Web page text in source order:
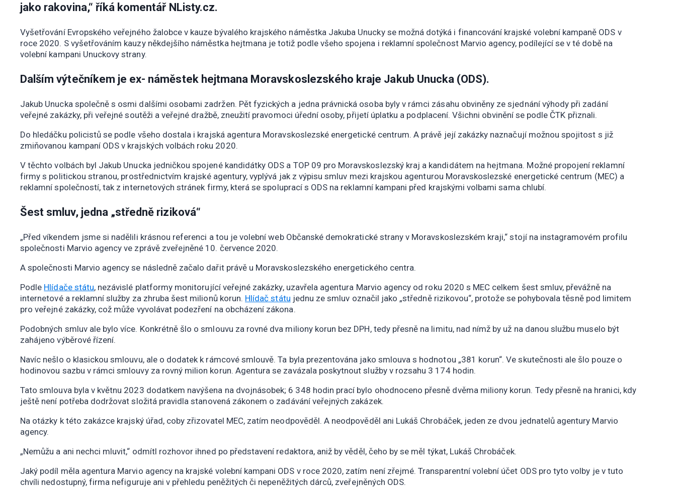
jako rakovina,“ říká komentář NListy.cz.
Vyšetřování Evropského veřejného žalobce v kauze bývalého krajského náměstka Jakuba Unucky se možná dotýká i financování krajské volební kampaně ODS v
roce 2020. S vyšetřováním kauzy někdejšího náměstka hejtmana je totiž podle všeho spojena i reklamní společnost Marvio agency, podílející se v té době na
volební kampani Unuckovy strany.
Dalším výtečníkem je ex- náměstek hejtmana Moravskoslezského kraje Jakub Unucka (ODS).
Jakub Unucka společně s osmi dalšími osobami zadržen. Pět fyzických a jedna právnická osoba byly v rámci zásahu obviněny ze sjednání výhody při zadání
veřejné zakázky, při veřejné soutěži a veřejné dražbě, zneužití pravomoci úřední osoby, přijetí úplatku a podplacení. Všichni obvinění se podle ČTK přiznali.
Do hledáčku policistů se podle všeho dostala i krajská agentura Moravskoslezské energetické centrum. A právě její zakázky naznačují možnou spojitost s již
zmiňovanou kampaní ODS v krajských volbách roku 2020.
V těchto volbách byl Jakub Unucka jedničkou spojené kandidátky ODS a TOP 09 pro Moravskoslezský kraj a kandidátem na hejtmana. Možné propojení reklamní
firmy s politickou stranou, prostřednictvím krajské agentury, vyplývá jak z výpisu smluv mezi krajskou agenturou Moravskoslezské energetické centrum (MEC) a
reklamní společností, tak z internetových stránek firmy, která se spoluprací s ODS na reklamní kampani před krajskými volbami sama chlubí.
Šest smluv, jedna „středně riziková“
„Před víkendem jsme si nadělili krásnou referenci a tou je volební web Občanské demokratické strany v Moravskoslezském kraji,“ stojí na instagramovém profilu
společnosti Marvio agency ve zprávě zveřejněné 10. července 2020.
A společnosti Marvio agency se následně začalo dařit právě u Moravskoslezského energetického centra.
Podle Hlídače státu, nezávislé platformy monitorující veřejné zakázky, uzavřela agentura Marvio agency od roku 2020 s MEC celkem šest smluv, převážně na
internetové a reklamní služby za zhruba šest milionů korun. Hlídač státu jednu ze smluv označil jako „středně rizikovou“, protože se pohybovala těsně pod limitem
pro veřejné zakázky, což může vyvolávat podezření na obcházení zákona.
Podobných smluv ale bylo více. Konkrétně šlo o smlouvu za rovné dva miliony korun bez DPH, tedy přesně na limitu, nad nímž by už na danou službu muselo být
zahájeno výběrové řízení.
Navíc nešlo o klasickou smlouvu, ale o dodatek k rámcové smlouvě. Ta byla prezentována jako smlouva s hodnotou „381 korun“. Ve skutečnosti ale šlo pouze o
hodinovou sazbu v rámci smlouvy za rovný milion korun. Agentura se zavázala poskytnout služby v rozsahu 3 174 hodin.
Tato smlouva byla v květnu 2023 dodatkem navýšena na dvojnásobek; 6 348 hodin prací bylo ohodnoceno přesně dvěma miliony korun. Tedy přesně na hranici, kdy
ještě není potřeba dodržovat složitá pravidla stanovená zákonem o zadávání veřejných zakázek.
Na otázky k této zakázce krajský úřad, coby zřizovatel MEC, zatím neodpověděl. A neodpověděl ani Lukáš Chrobáček, jeden ze dvou jednatelů agentury Marvio
agency.
„Nemůžu a ani nechci mluvit,“ odmítl rozhovor ihned po představení redaktora, aniž by věděl, čeho by se měl týkat, Lukáš Chrobáček.
Jaký podíl měla agentura Marvio agency na krajské volební kampani ODS v roce 2020, zatím není zřejmé. Transparentní volební účet ODS pro tyto volby je v tuto
chvíli nedostupný, firma nefiguruje ani v přehledu peněžitých či nepeněžitých dárců, zveřejněných ODS.